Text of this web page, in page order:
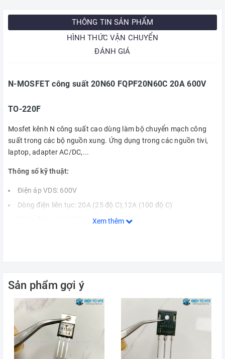
THÔNG TIN SẢN PHẨM
HÌNH THỨC VẬN CHUYỂN
ĐÁNH GIÁ
N-MOSFET công suất 20N60 FQPF20N60C 20A 600V
TO-220F
Mosfet kênh N công suất cao dùng làm bộ chuyển mạch công
suất trong các bộ nguồn xung. Ứng dụng trong các nguồn tivi,
laptop, adapter AC/DC,...
Thông số kỹ thuật:
Điện áp VDS: 600V
Dòng điện liên tục: 20A (25 độ C);12A (100 độ C)
Xem thêm
Sản phẩm gợi ý